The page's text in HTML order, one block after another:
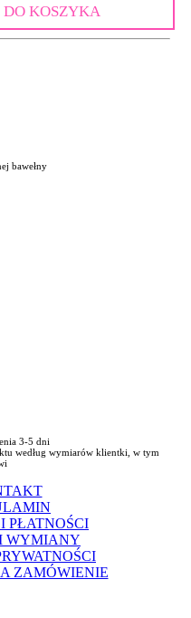
DO KOSZYKA
bawełny
3-5 dni
według wymiarów klientki, w tym
PŁATNOŚCI
WYMIANY
ZAMÓWIENIE